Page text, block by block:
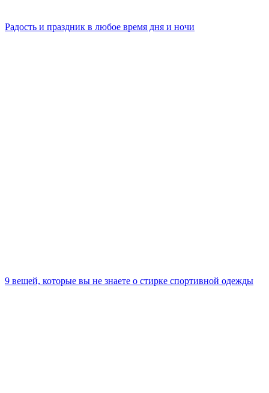
Радость и праздник в любое время дня и ночи
9 вещей, которые вы не знаете о стирке спортивной одежды